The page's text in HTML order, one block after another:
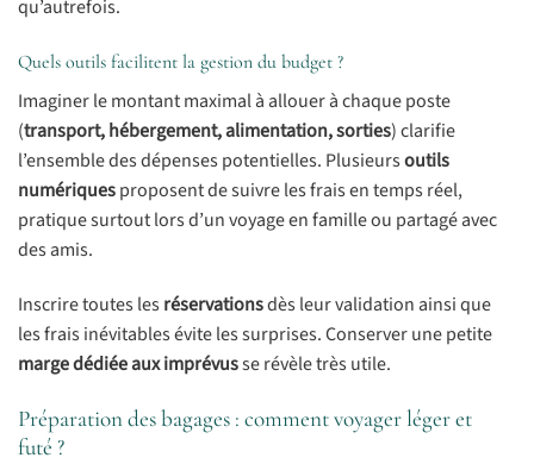
qu’autrefois.
Quels outils facilitent la gestion du budget ?
Imaginer le montant maximal à allouer à chaque poste
(transport, hébergement, alimentation, sorties) clarifie
l’ensemble des dépenses potentielles. Plusieursoutils
numériquesproposent de suivre les frais en temps réel,
pratique surtout lors d’un voyage en famille ou partagé avec
des amis.
Inscrire toutes lesréservationsdès leur validation ainsi que
les frais inévitables évite les surprises. Conserver une petite
marge dédiée aux imprévusse révèle très utile.
Préparation des bagages : comment voyager léger et
futé ?